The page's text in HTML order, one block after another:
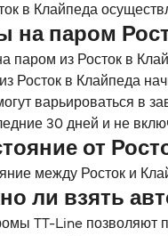
в Клайпеда
на паром
паром из Росток в
Росток в Клайпеда
варьироваться в
30 дней и не
от
между Росток и
ли взять
TT-Line позволяют